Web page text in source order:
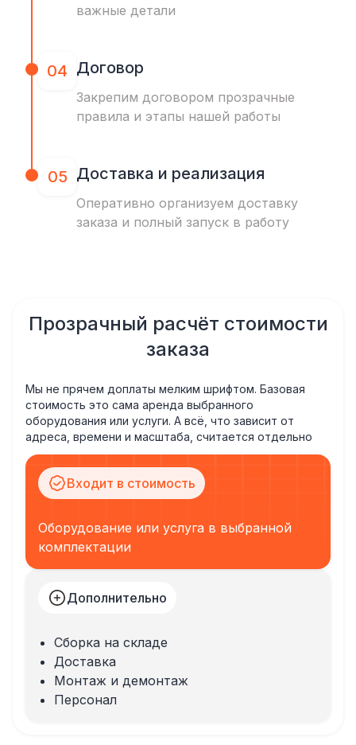
важные детали
04 Договор
Закрепим договором прозрачные
правила и этапы нашей работы
05 Доставка и реализация
Оперативно организуем доставку
заказа и полный запуск в работу
Прозрачный расчёт стоимости
заказа
Мы не прячем доплаты мелким шрифтом. Базовая
стоимость это сама аренда выбранного
оборудования или услуги. А всё, что зависит от
адреса, времени и масштаба, считается отдельно
Входит в стоимость
Оборудование или услуга в выбранной
комплектации
Дополнительно
Сборка на складе
Доставка
Монтаж и демонтаж
Персонал